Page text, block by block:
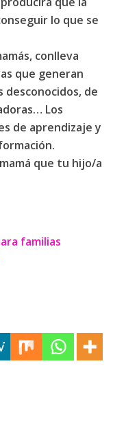
lo que se
conlleva
que generan
desconocidos, de
Los
de aprendizaje y
que tu hijo/a
familias